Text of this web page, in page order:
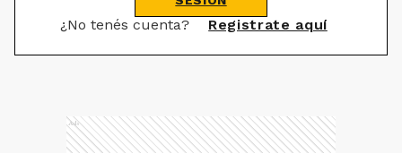
¿No tenés cuenta? Registrate aquí
Ads